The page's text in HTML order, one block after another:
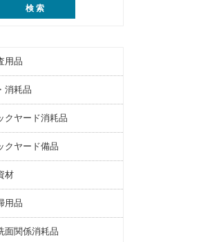
用品
消耗品
クヤード消耗品
クヤード備品
材
用品
面関係消耗品